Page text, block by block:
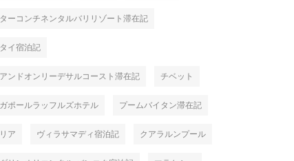
ーコンチネンタルバリリゾート滞在記
イ宿泊記
ンドオンリーデサルコースト滞在記 チベット
ポールラッフルズホテル プームバイタン滞在記
ア ヴィラサマディ宿泊記 クアラルンプール